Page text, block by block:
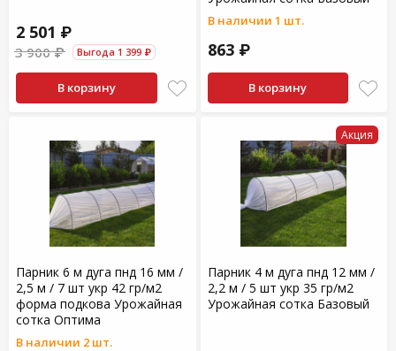
2 501 ₽
3 900 ₽ Выгода 1 399 ₽
В корзину
В наличии 1 шт.
863 ₽
В корзину
Парник 6 м дуга пнд 16 мм /
2,5 м / 7 шт укр 42 гр/м2
форма подкова Урожайная
сотка Оптима
В наличии 2 шт.
Акция
Парник 4 м дуга пнд 12 мм /
2,2 м / 5 шт укр 35 гр/м2
Урожайная сотка Базовый